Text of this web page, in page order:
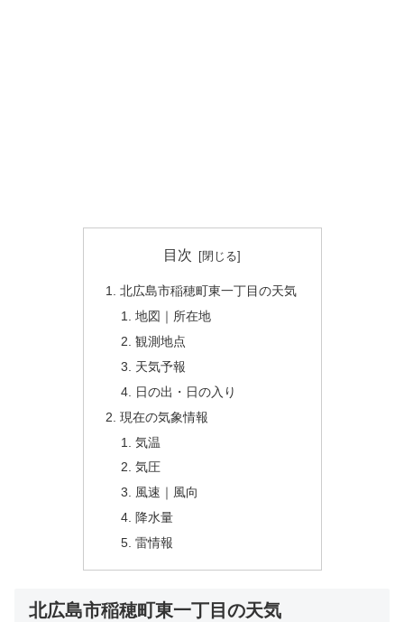
目次
北広島市稲穂町東一丁目の天気
地図｜所在地
観測地点
天気予報
日の出・日の入り
現在の気象情報
気温
気圧
風速｜風向
降水量
雷情報
北広島市稲穂町東一丁目の天気